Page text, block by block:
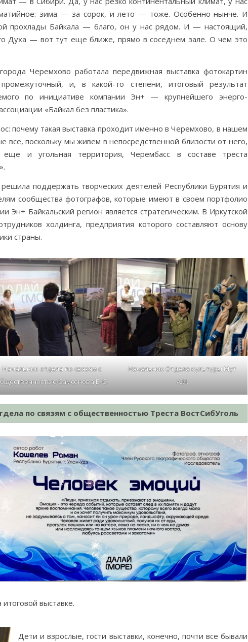
зима — за сорок, и лето — тоже. Особенно нынче. И
прохлады Байкала — благо, он у нас рядом. И — настоящий,
Духа — вот тут еще ближе, прямо в соседнем зале. О чем это
Черемхово работала передвижная выставка фотокартин
и, в какой-то степени, итоговый результат
по инициативе компании Эн+ — крупнейшего энерго-
«Байкал без пластика».
почему такая выставка проходит именно в Черемхово, в нашем
поскольку мы живем в непосредственной близости от него,
и угольная территория, Черембасс в составе треста
поддержать творческих деятелей Республики Бурятия и
сообщества фотографов, которые имеют в своем портфолио
Эн+ Байкальский регион является стратегическим. В Иркутской
холдинга, предприятия которого составляют основу
страны.
Начальник отдела по связям с
Самсонова Е. С.
Начальник Отдела культуры Мут
А.И.
по связям с общественностью Треста ВостСибУголь
выставке.
Дети и взрослые, гости выставки, конечно, почти все бывали